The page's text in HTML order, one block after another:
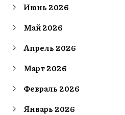
Июнь 2026
Май 2026
Апрель 2026
Март 2026
Февраль 2026
Январь 2026